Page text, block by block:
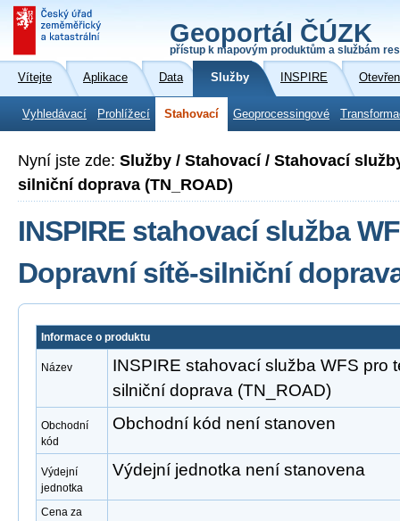
Geoportál ČÚZK
přístup k mapovým produktům a službám
Vítejte Aplikace Data Služby INSPIRE
Vyhledávací Prohlížecí Stahovací Geoprocessingové
Nyní jste zde: Služby / Stahovací / Stahovací
silniční doprava (TN_ROAD)
INSPIRE stahovací služba
Dopravní sítě-silniční
Informace o produktu
Název
INSPIRE stahovací služba WFS pro
silniční doprava (TN_ROAD)
Obchodní
kód
Obchodní kód není stanoven
Výdejní
jednotka
Výdejní jednotka není stanovena
Cena za